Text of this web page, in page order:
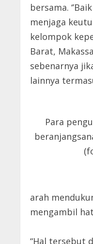
bersama.
menjaga
kelompok
Barat,
sebenarnya
lainnya
Para
arah
mengambil
“Hal tersebut